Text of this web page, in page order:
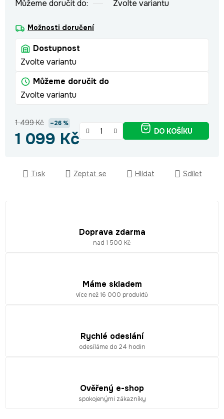
Můžeme doručit do:
Zvolte variantu
Možnosti doručení
Dostupnost
Zvolte variantu
Můžeme doručit do
Zvolte variantu
1 499 Kč –26 %
1 099 Kč DO KOŠÍKU
Tisk Zeptat se Hlídat Sdílet
Doprava zdarma
nad 1 500 Kč
Máme skladem
více než 16 000 produktů
Rychlé odeslání
odesíláme do 24 hodin
Ověřený e-shop
spokojenými zákazníky